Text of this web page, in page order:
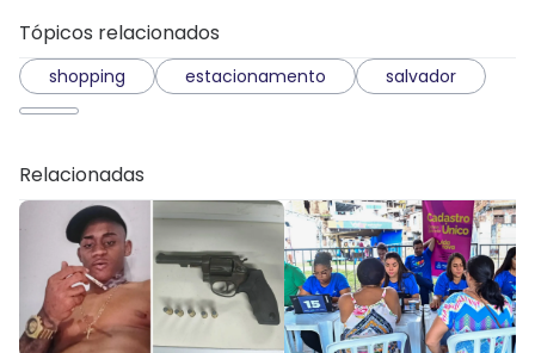
Tópicos relacionados
shopping estacionamento salvador
Relacionadas